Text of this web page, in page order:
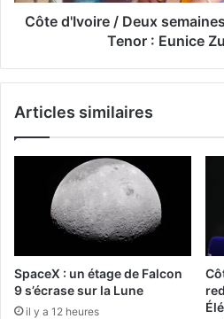
Côte d'Ivoire / Deux
Tenor : Eunice
Articles similaires
SpaceX : un étage de Falcon
9 s’écrase sur la Lune
il y a 12 heures